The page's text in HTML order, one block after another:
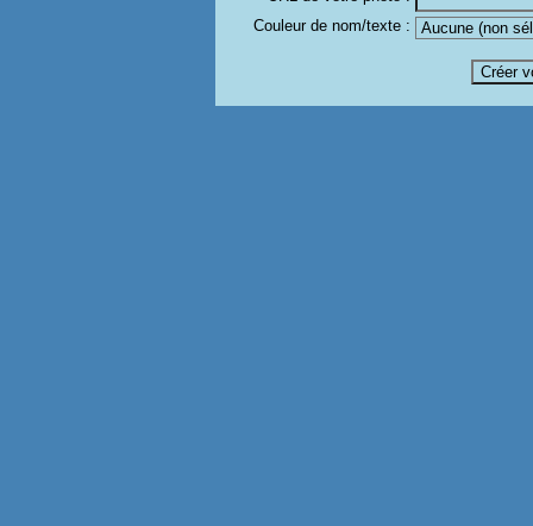
Couleur de nom/texte :